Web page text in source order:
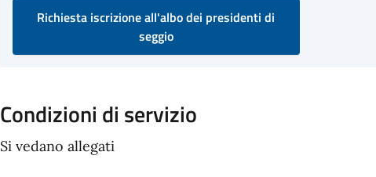
Richiesta iscrizione all'albo dei presidenti di
seggio
Condizioni di servizio
Si vedano allegati